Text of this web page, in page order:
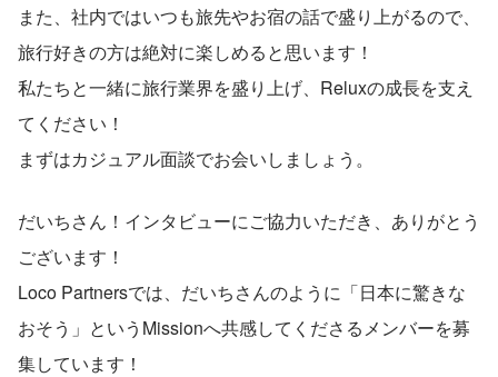
また、社内ではいつも旅先やお宿の話で盛り上がるので、
旅行好きの方は絶対に楽しめると思います！
私たちと一緒に旅行業界を盛り上げ、Reluxの成長を支え
てください！
まずはカジュアル面談でお会いしましょう。
だいちさん！インタビューにご協力いただき、ありがとう
ございます！
Loco Partnersでは、だいちさんのように「日本に驚きな
おそう」というMissionへ共感してくださるメンバーを募
集しています！